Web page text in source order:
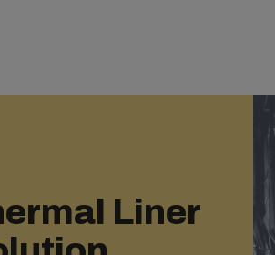
Liner